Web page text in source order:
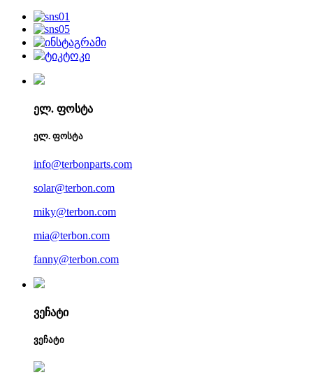
ელ. ფოსტა
ელ. ფოსტა
info@terbonparts.com
solar@terbon.com
miky@terbon.com
mia@terbon.com
fanny@terbon.com
ვეჩატი
ვეჩატი